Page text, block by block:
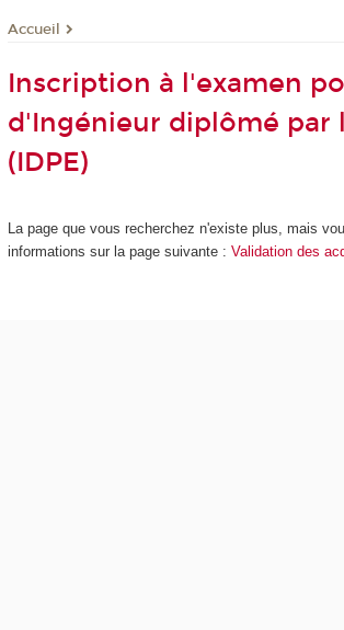
Accueil
Inscription à l'examen
d'Ingénieur diplômé par
(IDPE)
La page que vous recherchez n'existe plus, mais
informations sur la page suivante : Validation des